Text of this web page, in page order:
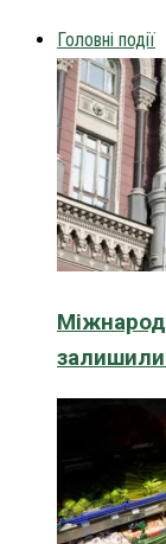
Головні події